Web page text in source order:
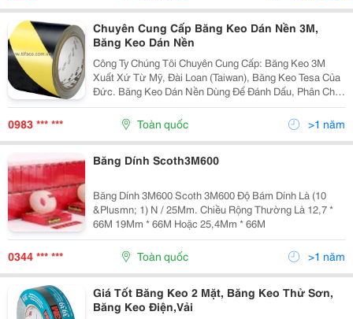
Chuyên Cung Cấp Băng Keo Dán Nền 3M,
Băng Keo Dán Nền
Công Ty Chúng Tôi Chuyên Cung Cấp: Băng Keo 3M
Xuất Xứ Từ Mỹ, Đài Loan (Taiwan), Băng Keo Tesa Của
Đức. Băng Keo Dán Nền Dùng Để Đánh Dấu, Phân Chia
Khu Vực Làm Việc. Tùy Vào Từng Loại Ta Có Thể Dùng
Ở Cầu Thang, Đường Đi Hoặc Khu Vực Nào Đó Xung
0983 *** *** Toàn quốc >1 năm
Băng Dính Scoth3M600
Băng Dính 3M600 Scoth 3M600 Độ Bám Dính Là (10
&Plusmn; 1) N / 25Mm. Chiều Rộng Thường Là 12,7 *
66M 19Mm * 66M Hoặc 25,4Mm * 66M
0344 *** *** Toàn quốc >1 năm
Giá Tốt Băng Keo 2 Mặt, Băng Keo Thử Sơn,
Băng Keo Điện,Vải